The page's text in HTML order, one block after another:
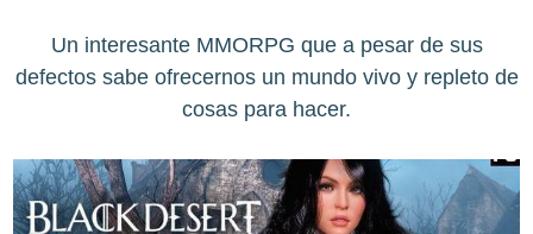
Un interesante MMORPG que a pesar de sus
defectos sabe ofrecernos un mundo vivo y repleto de
cosas para hacer.